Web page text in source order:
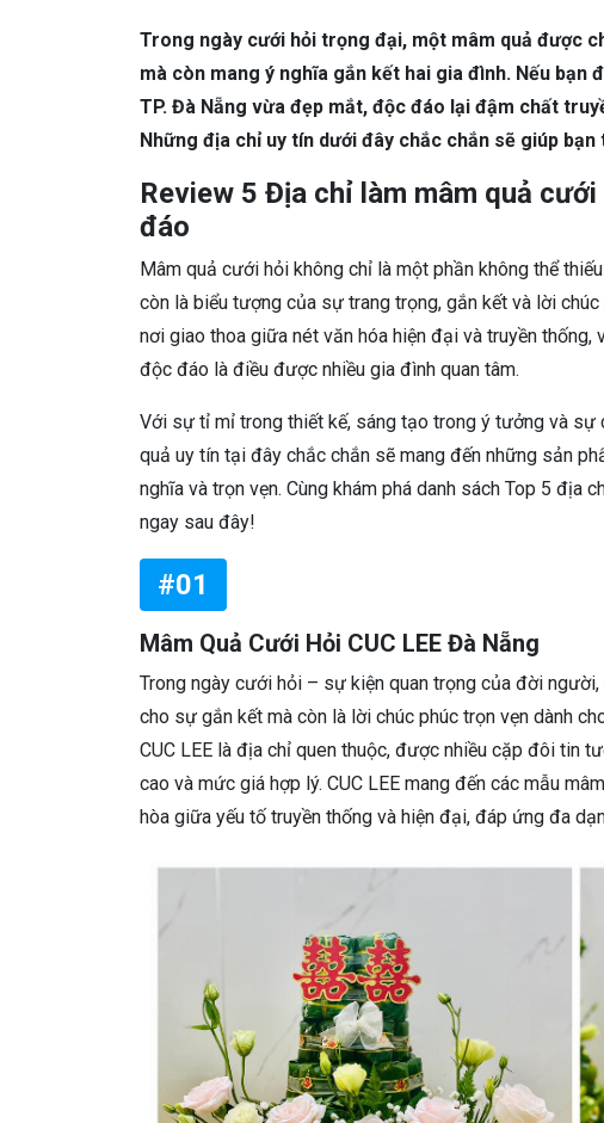
Trong ngày cưới hỏi trọng đại, một mâm quả được
mà còn mang ý nghĩa gắn kết hai gia đình. Nếu
TP. Đà Nẵng vừa đẹp mắt, độc đáo lại đậm chất
Những địa chỉ uy tín dưới đây chắc chắn sẽ giúp
Review 5 Địa chỉ làm mâm quả
đáo
Mâm quả cưới hỏi không chỉ là một phần không thể
còn là biểu tượng của sự trang trọng, gắn kết và lời
nơi giao thoa giữa nét văn hóa hiện đại và truyền
độc đáo là điều được nhiều gia đình quan tâm.
Với sự tỉ mỉ trong thiết kế, sáng tạo trong ý tưởng và sự
quả uy tín tại đây chắc chắn sẽ mang đến những sản
nghĩa và trọn vẹn. Cùng khám phá danh sách Top 5 địa
ngay sau đây!
#01
Mâm Quả Cưới Hỏi CUC LEE Đà Nẵng
Trong ngày cưới hỏi – sự kiện quan trọng của đời
cho sự gắn kết mà còn là lời chúc phúc trọn vẹn dành
CUC LEE là địa chỉ quen thuộc, được nhiều cặp đôi tin
cao và mức giá hợp lý. CUC LEE mang đến các mẫu
hòa giữa yếu tố truyền thống và hiện đại, đáp ứng đa